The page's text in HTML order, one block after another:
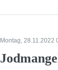
Montag, 28.11.2022